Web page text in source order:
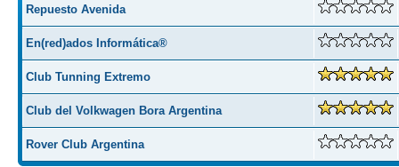
Repuesto Avenida
En(red)ados Informática®
Club Tunning Extremo
Club del Volkwagen Bora Argentina
Rover Club Argentina